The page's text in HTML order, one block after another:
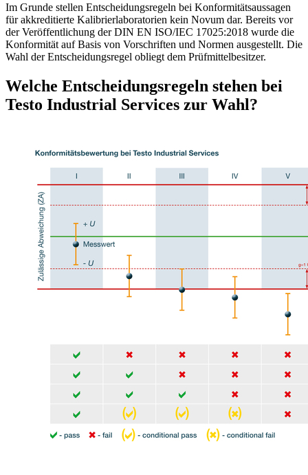
Im Grunde stellen Entscheidungsregeln bei Konformitätsaussagen
für akkreditierte Kalibrierlaboratorien kein Novum dar. Bereits vor
der Veröffentlichung der DIN EN ISO/IEC 17025:2018 wurde die
Konformität auf Basis von Vorschriften und Normen ausgestellt. Die
Wahl der Entscheidungsregel obliegt dem Prüfmittelbesitzer.
Welche Entscheidungsregeln stehen bei
Testo Industrial Services zur Wahl?